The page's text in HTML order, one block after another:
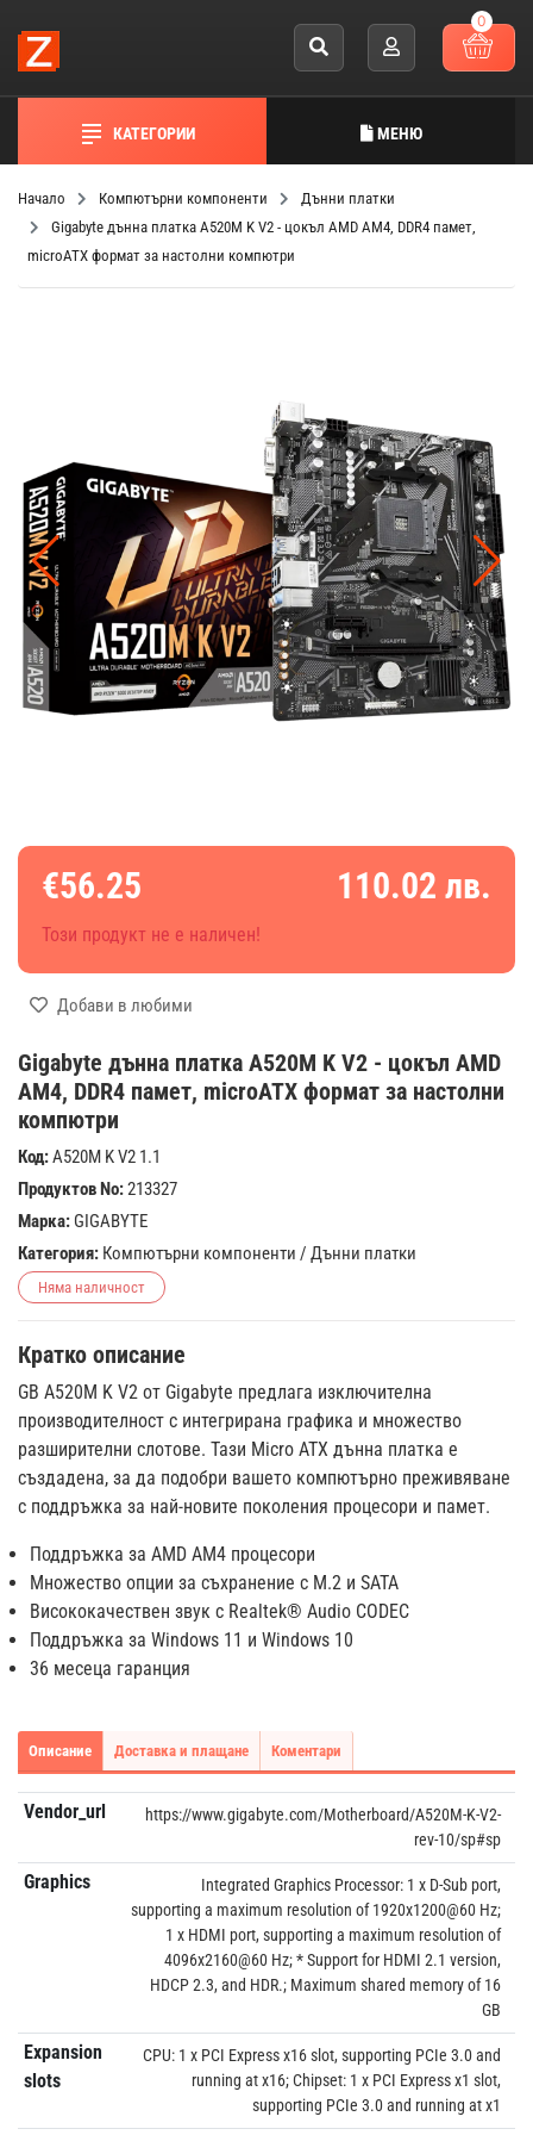
0
КАТЕГОРИИ МЕНЮ
Начало Компютърни компоненти
Дънни платки
Gigabyte дънна платка A520M K V2 - цокъл AMD AM4, DDR4 памет,
microATX формат за настолни компютри
Gigabyte дънна платка A520M K V2 - цокъл AMD
AM4, DDR4 памет, microATX формат за настолни
компютри
Код:A520M K V2 1.1
Продуктов No:213327
Марка: GIGABYTE
Категория: Компютърни компоненти / Дънни платки
Няма наличност
Кратко описание
GB A520M K V2 от Gigabyte предлага изключителна
производителност с интегрирана графика и множество
разширителни слотове. Тази Micro ATX дънна платка е
създадена, за да подобри вашето компютърно преживяване
с поддръжка за най-новите поколения процесори и памет.
Поддръжка за AMD AM4 процесори
Множество опции за съхранение с M.2 и SATA
Висококачествен звук с Realtek® Audio CODEC
Поддръжка за Windows 11 и Windows 10
36 месеца гаранция
€56.25 110.02 лв.
Този продукт не е наличен!
Добави в любими
Описание Доставка и плащане Коментари
Vendor_url
https://www.gigabyte.com/Motherboard/A520M-K-V2-
rev-10/sp#sp
Graphics
Integrated Graphics Processor: 1 x D-Sub port,
supporting a maximum resolution of 1920x1200@60 Hz;
1 x HDMI port, supporting a maximum resolution of
4096x2160@60 Hz; * Support for HDMI 2.1 version,
HDCP 2.3, and HDR.; Maximum shared memory of 16
GB
Expansion
slots
CPU: 1 x PCI Express x16 slot, supporting PCIe 3.0 and
running at x16; Chipset: 1 x PCI Express x1 slot,
supporting PCIe 3.0 and running at x1